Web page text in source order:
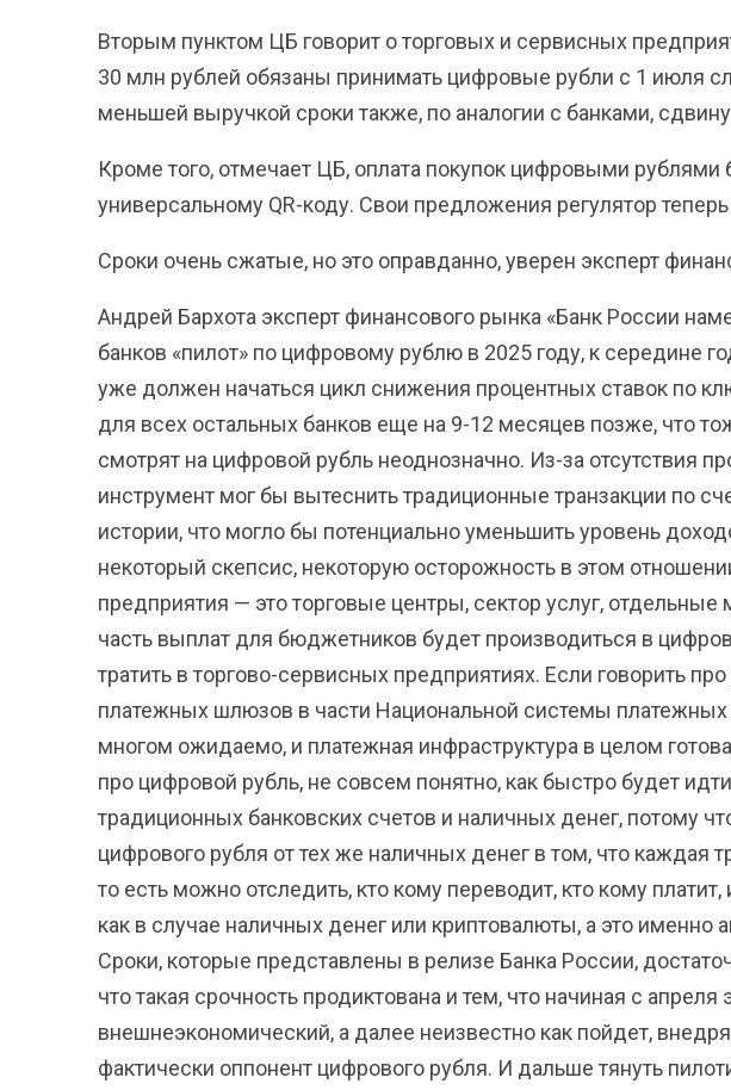
Вторым пунктом ЦБ говорит о торговых и сервисных
30 млн рублей обязаны принимать цифровые рубли с 1 июля
меньшей выручкой сроки также, по аналогии с банками,
Кроме того, отмечает ЦБ, оплата покупок цифровыми рублями
универсальному QR-коду. Свои предложения регулятор
Сроки очень сжатые, но это оправданно, уверен эксперт
Андрей Бархота эксперт финансового рынка «Банк России
банков «пилот» по цифровому рублю в 2025 году, к середине
уже должен начаться цикл снижения процентных ставок по
для всех остальных банков еще на 9-12 месяцев позже, что
смотрят на цифровой рубль неоднозначно. Из-за отсутствия
инструмент мог бы вытеснить традиционные транзакции по
истории, что могло бы потенциально уменьшить уровень
некоторый скепсис, некоторую осторожность в этом
предприятия — это торговые центры, сектор услуг, отдельные
часть выплат для бюджетников будет производиться в
тратить в торгово-сервисных предприятиях. Если говорить
платежных шлюзов в части Национальной системы платежных
многом ожидаемо, и платежная инфраструктура в целом
про цифровой рубль, не совсем понятно, как быстро будет
традиционных банковских счетов и наличных денег, потому
цифрового рубля от тех же наличных денег в том, что каждая
то есть можно отследить, кто кому переводит, кто кому
как в случае наличных денег или криптовалюты, а это именно
Сроки, которые представлены в релизе Банка России,
что такая срочность продиктована и тем, что начиная с апреля
внешнеэкономический, а далее неизвестно как пойдет,
фактически оппонент цифрового рубля. И дальше тянуть